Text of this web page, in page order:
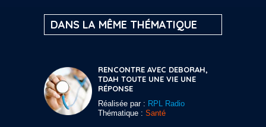
DANS LA MÊME THÉMATIQUE
RENCONTRE AVEC DEBORAH,
TDAH TOUTE UNE VIE UNE
RÉPONSE
Réalisée par : RPL Radio
Thématique : Santé